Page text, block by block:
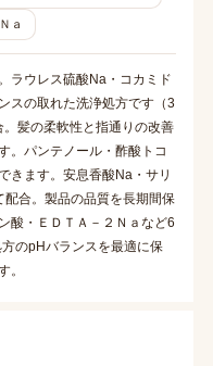
ａ
ラウレス硫酸Na・コカミド
スの取れた洗浄処方です（3
髪の柔軟性と指通りの改善
。パンテノール・酢酸トコ
きます。安息香酸Na・サリ
合。製品の品質を長期間保
酸・ＥＤＴＡ－２Ｎａなど6
のpHバランスを最適に保
。